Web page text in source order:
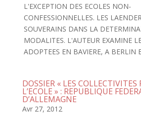
L'EXCEPTION DES ECOLES NON-
CONFESSIONNELLES. LES
SOUVERAINS DANS LA
MODALITES. L'AUTEUR EXAMINE
ADOPTEES EN BAVIERE, A BERLIN
DOSSIER « LES
L’ECOLE » : REPUBLIQUE
D’ALLEMAGNE
Avr 27, 2012